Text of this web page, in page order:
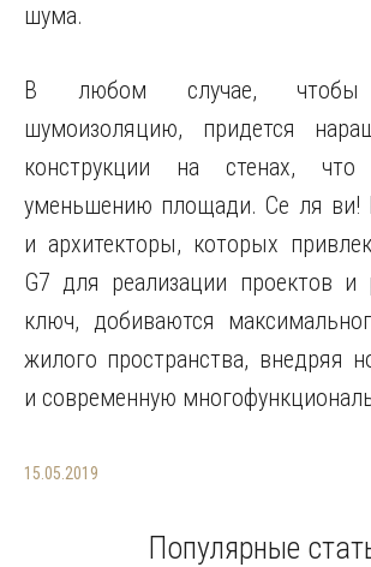
шума.
В любом случае, чтобы
шумоизоляцию, придется
конструкции на стенах,
уменьшению площади. Се ля ви!
и архитекторы, которых
G7 для реализации проектов и
ключ, добиваются
жилого пространства, внедряя
и современную
15.05.2019
Популярные